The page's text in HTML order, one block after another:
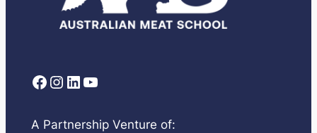
Facebook InstagramLinkedIn YouTube
A Partnership Venture of: